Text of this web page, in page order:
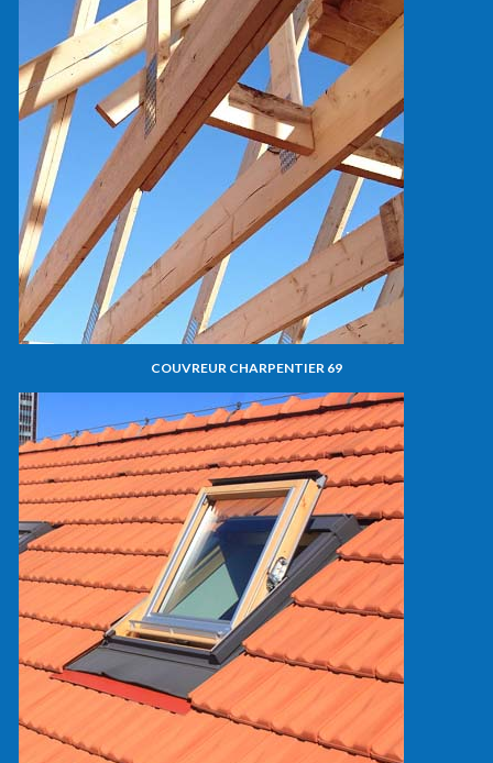
COUVREUR CHARPENTIER 69